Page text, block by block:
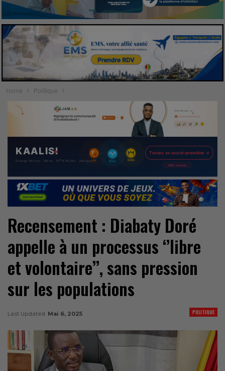
Home Politique
Recensement : Diabaty Doré
appelle à un processus ‘’libre
et volontaire’’, sans pression
sur les populations
POLITIQUE
Last Updated Mai 6, 2025